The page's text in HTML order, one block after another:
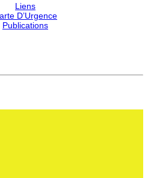
Liens
D’Urgence
Publications